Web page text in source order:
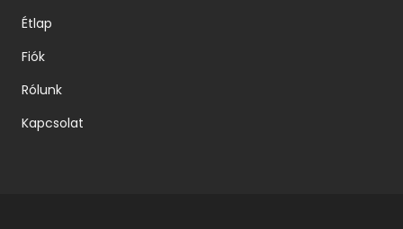
Étlap
Fiók
Rólunk
Kapcsolat